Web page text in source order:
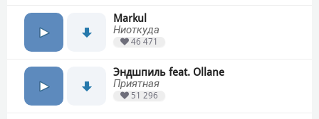
Markul
Ниоткуда
46 471
Эндшпиль feat. Ollane
Приятная
51 296